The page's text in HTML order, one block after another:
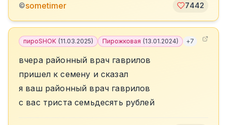
©sometimer 7442
пироSHOK (11.03.2025) Пирожковая (13.01.2024) +7
вчера районный врач гаврилов
пришел к семену и сказал
я ваш районный врач гаврилов
с вас триста семьдесять рублей